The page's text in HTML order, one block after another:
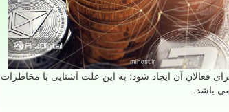
فعالان آن ایجاد شود؛ به این علت آشنایی با مخاطرات
می باشد.